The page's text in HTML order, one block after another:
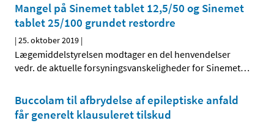
Mangel på Sinemet tablet 12,5/50 og Sinemet
tablet 25/100 grundet restordre
|25. oktober 2019 |
Lægemiddelstyrelsen modtager en del henvendelser
vedr. de aktuelle forsyningsvanskeligheder for Sinemet…
Buccolam til afbrydelse af epileptiske anfald
får generelt klausuleret tilskud